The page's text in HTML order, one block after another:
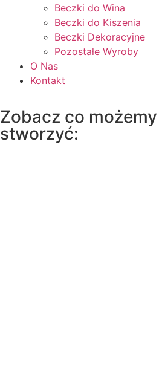
Beczki do Wina
Beczki do Kiszenia
Beczki Dekoracyjne
Pozostałe Wyroby
O Nas
Kontakt
Zobacz co
stworzyć: